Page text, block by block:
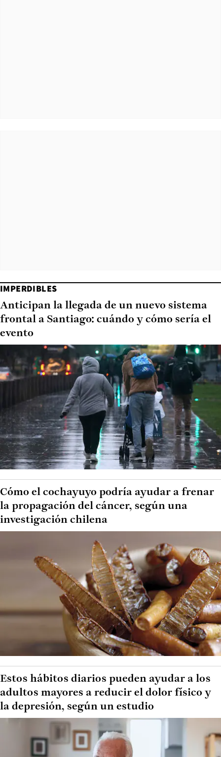
IMPERDIBLES
Anticipan la llegada de un nuevo sistema
frontal a Santiago: cuándo y cómo sería el
evento
Cómo el cochayuyo podría ayudar a frenar
la propagación del cáncer, según una
investigación chilena
Estos hábitos diarios pueden ayudar a los
adultos mayores a reducir el dolor físico y
la depresión, según un estudio